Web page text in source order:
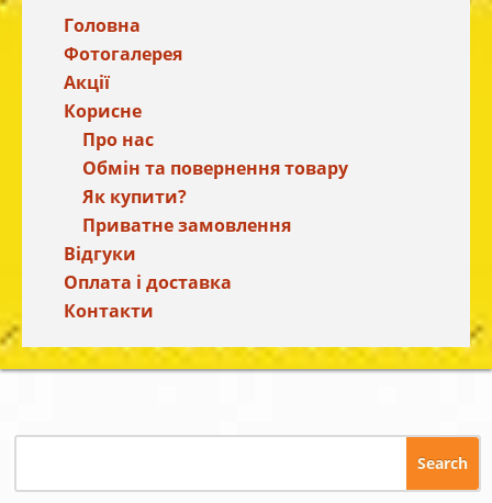
Головна
Фотогалерея
Акції
Корисне
Про нас
Обмін та повернення товару
Як купити?
Приватне замовлення
Відгуки
Оплата і доставка
Контакти